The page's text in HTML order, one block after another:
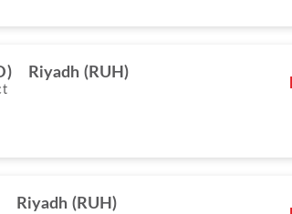
Riyadh (RUH)
Riyadh (RUH)